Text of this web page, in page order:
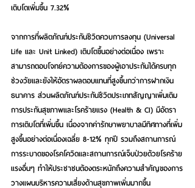
เติบโตเพิ่มขึ้น 7.32%
จากการที่ผลิตภัณฑ์ประกันชีวิตควบการลงทุน (Universal
Life และ Unit Linked) เติบโตขึ้นอย่างต่อเนื่อง เพราะ
สามารถตอบโจทย์ความต้องการของผู้เอาประกันได้ครบทุก
ช่วงวัยและยังให้อัตราผลตอบแทนที่สูงขึ้นกว่าการฝากเงิน
ธนาคาร ส่วนผลิตภัณฑ์ประกันชีวิตประเภทสัญญาเพิ่มเติม
การประกันสุขภาพและโรคร้ายแรง (Health & CI) มีอัตรา
การเติบโตที่เพิ่มขึ้น เนื่องจากค่ารักษาพยาบาลมีทิศทางที่เพิ่ม
สูงขึ้นอย่างต่อเนื่องเฉลี่ย 8-12% ทุกปี รวมถึงสถานการณ์
การระบาดของโรคโควิดและสถานการณ์เจ็บป่วยด้วยโรคร้าย
แรงอื่นๆ ทำให้ประชาชนต้องตระหนักถึงความสำคัญของการ
วางแผนบริหารความเสี่ยงด้านสุขภาพเพิ่มมากขึ้น